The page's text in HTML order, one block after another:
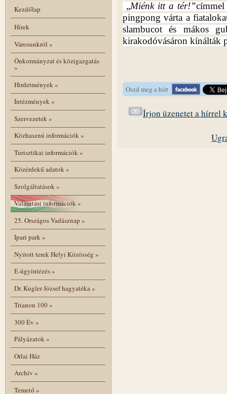
Kezdőlap
Hírek
Városunkról »
Önkormányzat és közigazgatás
»
Hirdetmények»
Intézmények»
Szervezetek»
Közhasznú információk»
Turisztikai információk»
Közérdekű adatok»
Szolgáltatások»
Választási információk»
25. Országos Vadásznap »
Ipari park»
Nyitott terek Helyi Közösség »
E-ügyintézés»
Dr. Kugler József hagyatéka»
Trianon 100»
300 Év »
Pályázatok»
Orlai Ház
Archív »
Temető»
„Miénk itt a tér!”címmel
pingpong várta a
slambucot és mákos
kirakodóvásáron kínálták
Oszd meg a hírt
Írjon üzenetet a hírrel